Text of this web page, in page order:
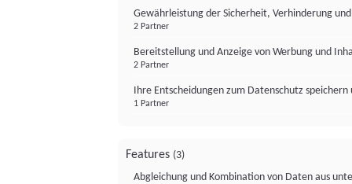
Gewährleistung der Sicherheit, Verhinderung
2 Partner
Bereitstellung und Anzeige von Werbung und
2 Partner
Ihre Entscheidungen zum Datenschutz
1 Partner
Features (3)
Abgleichung und Kombination von Daten aus